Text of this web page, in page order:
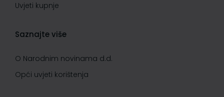
Uvjeti kupnje
Saznajte više
O Narodnim novinama d.d.
Opći uvjeti korištenja